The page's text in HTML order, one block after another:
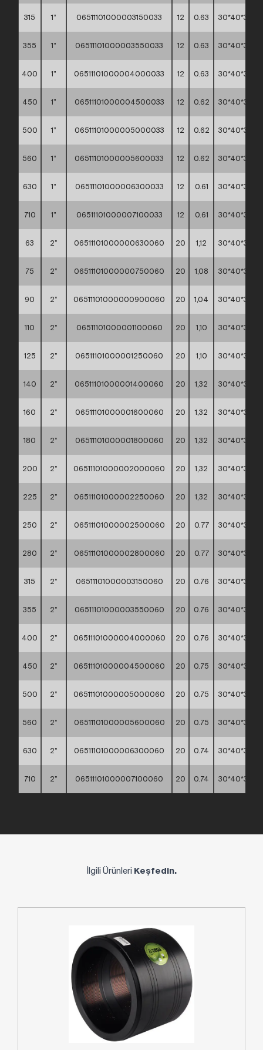
315 1” 06511101000003150033 12 0.63 30*40*30
355 1” 06511101000003550033 12 0.63 30*40*30
400 1” 06511101000004000033 12 0.63 30*40*30
450 1” 06511101000004500033 12 0.62 30*40*30
500 1” 06511101000005000033 12 0.62 30*40*30
560 1” 06511101000005600033 12 0.62 30*40*30
630 1” 06511101000006300033 12 0.61 30*40*30
710 1” 06511101000007100033 12 0.61 30*40*30
63 2” 06511101000000630060 20 1,12 30*40*30
75 2” 06511101000000750060 20 1,08 30*40*30
90 2” 06511101000000900060 20 1,04 30*40*30
110 2” 06511101000001100060 20 1,10 30*40*30
125 2” 06511101000001250060 20 1,10 30*40*30
140 2” 06511101000001400060 20 1,32 30*40*30
160 2” 06511101000001600060 20 1,32 30*40*30
180 2” 06511101000001800060 20 1,32 30*40*30
200 2” 06511101000002000060 20 1,32 30*40*30
225 2” 06511101000002250060 20 1,32 30*40*30
250 2” 06511101000002500060 20 0.77 30*40*30
280 2” 06511101000002800060 20 0.77 30*40*30
315 2” 06511101000003150060 20 0.76 30*40*30
355 2” 06511101000003550060 20 0.76 30*40*30
400 2” 06511101000004000060 20 0.76 30*40*30
450 2” 06511101000004500060 20 0.75 30*40*30
500 2” 06511101000005000060 20 0.75 30*40*30
560 2” 06511101000005600060 20 0.75 30*40*30
630 2” 06511101000006300060 20 0.74 30*40*30
710 2” 06511101000007100060 20 0.74 30*40*30
İlgili Ürünleri Keşfedin.